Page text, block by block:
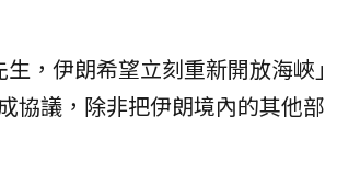
，伊朗希望立刻重新開放海峽」
協議，除非把伊朗境內的其他部